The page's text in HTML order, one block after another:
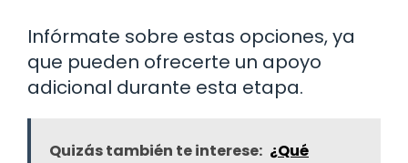
Infórmate sobre estas opciones, ya
que pueden ofrecerte un apoyo
adicional durante esta etapa.
Quizás también te interese: ¿Qué